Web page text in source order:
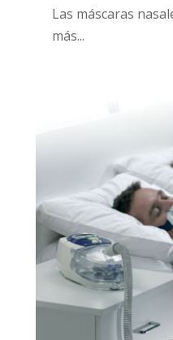
Las máscaras
más...